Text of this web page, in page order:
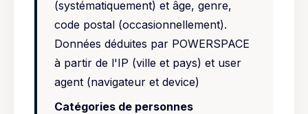
(systématiquement) et âge, genre,
code postal (occasionnellement).
Données déduites par POWERSPACE
à partir de l'IP (ville et pays) et user
agent (navigateur et device)
Catégories de personnes